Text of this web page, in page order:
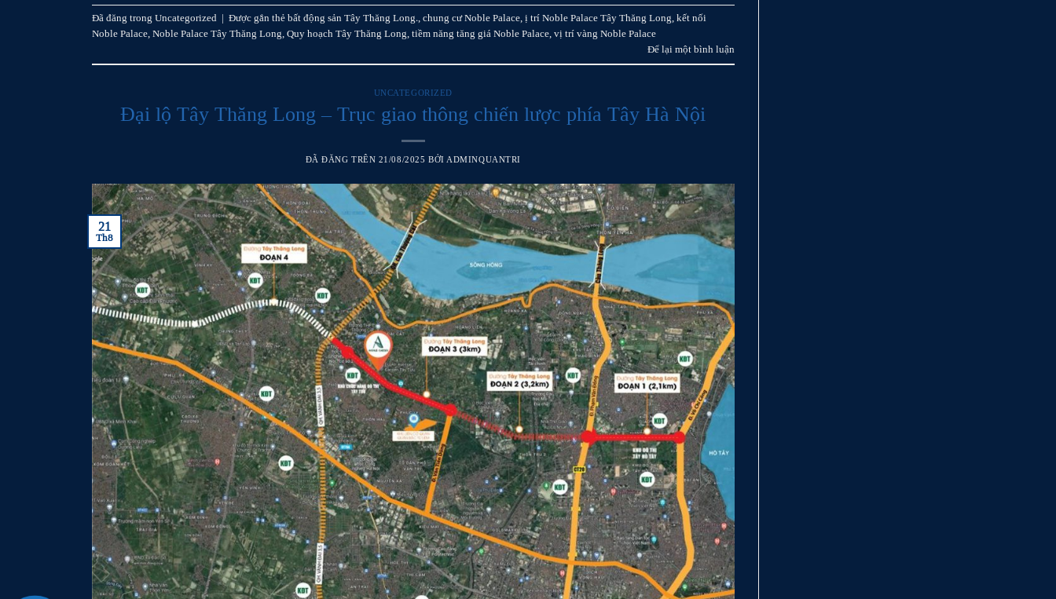
Đã đăng trong Uncategorized Được gắn thẻ bất động sản Tây Thăng Long., chung cư Noble Palace, ị trí Noble Palace Tây Thăng Long, kết nối
Noble Palace, Noble Palace Tây Thăng Long, Quy hoạch Tây Thăng Long, tiềm năng tăng giá Noble Palace, vị trí vàng Noble Palace
Để lại một bình luận
UNCATEGORIZED
Đại lộ Tây Thăng Long – Trục giao thông chiến lược phía Tây Hà Nội
ĐÃ ĐĂNG TRÊN 21/08/2025 BỞIADMINQUANTRI
21
Th8